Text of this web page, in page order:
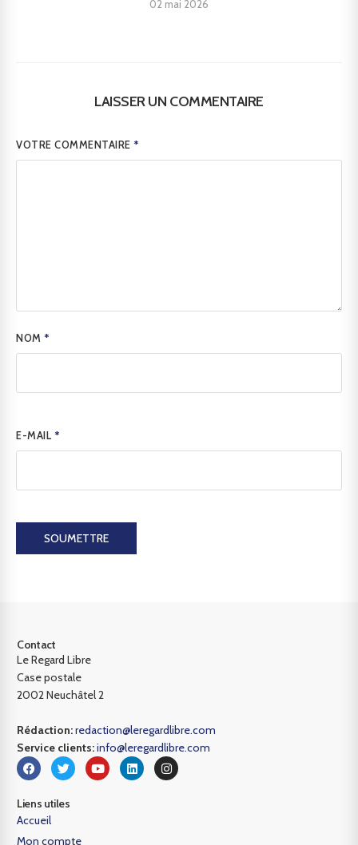
02 mai 2026
LAISSER UN COMMENTAIRE
VOTRE COMMENTAIRE*
NOM*
E-MAIL *
SOUMETTRE
Contact
Le Regard Libre
Case postale
2002 Neuchâtel 2
Rédaction:redaction@leregardlibre.com
Service clients:info@leregardlibre.com
Liens utiles
Accueil
Mon compte